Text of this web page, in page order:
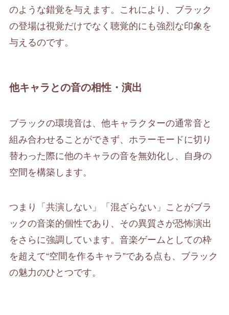
のような錯覚を与えます。これにより、ブラック
の登場は視覚だけでなく聴覚的にも強烈な印象を
与えるのです。
他キャラとの音の相性・演出
ブラックの環境音は、他キャラクターの通常音と
組み合わせることができず、ホラーモードに切り
替わった際に他のキャラの音を無効化し、自身の
空間を構築します。
つまり「共演しない」「混ざらない」ことがブラ
ックの音楽的個性であり、その異質さが恐怖演出
をさらに強調しています。音楽ゲームとしての枠
を超えて“空間を作るキャラ”である点も、ブラック
の魅力のひとつです。